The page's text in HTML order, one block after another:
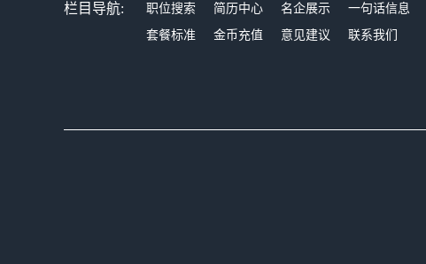
栏目导航: 职位搜索 简历中心 名企展示 一句话信息
套餐标准
金币充值 意见建议 联系我们